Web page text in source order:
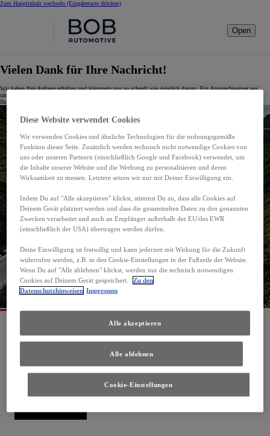
Zum Hauptinhalt wechseln (Eingabetaste drücken)
Open
Vielen Dank für Ihre Nachricht!
Wir haben Ihre Anfrage erhalten und kümmern uns so schnell wie möglich darum. Ein Ansprechpartner aus
unserem Team meldet sich in Kürze bei Ihnen.
Ihr BOB Automotive GmbH Team.
Diese Website verwendet Cookies
Wir verwenden Cookies und ähnliche Technologien für die ordnungsgemäße
Funktion dieser Seite. Zusätzlich werden technisch nicht notwendige Cookies von
uns oder unseren Partnern (einschließlich Google und Facebook) verwendet, um
die Inhalte unserer Website und die Werbung zu personalisieren und deren
Wirksamkeit zu messen. Letztere setzen wir nur mit Deiner Einwilligung ein.
Indem Du auf "Alle akzeptieren" klickst, stimmst Du zu, dass alle Cookies auf
Deinem Gerät platziert werden und dass die gesammelten Daten zu den genannten
Zwecken verarbeitet und auch an Empfänger außerhalb der EU/des EWR
(einschließlich der USA) übertragen werden dürfen.
Deine Einwilligung ist freiwillig und kann jederzeit mit Wirkung für die Zukunft
widerrufen werden, z.B. in den Cookie-Einstellungen in der Fußzeile der Website.
Wenn Du auf "Alle ablehnen" klickst, werden nur die technisch notwendigen
Cookies auf Deinem Gerät gespeichert.
Zu den
Datenschutzhinweisen Impressum
Cookie-Einstellungen
Alle ablehnen
Alle akzeptieren